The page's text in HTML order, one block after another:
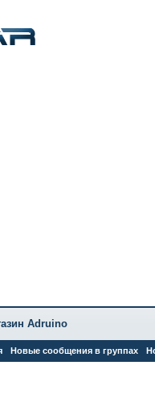
Новые сообщения в группах
Adruino